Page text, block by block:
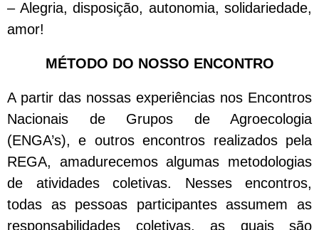
– Alegria, disposição, autonomia, solidariedade,
amor!
MÉTODO DO NOSSO ENCONTRO
A partir das nossas experiências nos Encontros
Nacionais de Grupos de Agroecologia
(ENGA’s), e outros encontros realizados pela
REGA, amadurecemos algumas metodologias
de atividades coletivas. Nesses encontros,
todas as pessoas participantes assumem as
responsabilidades coletivas, as quais são